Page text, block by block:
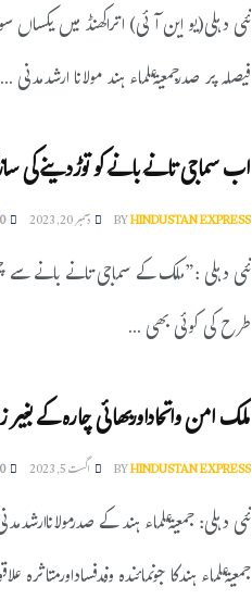
نئی دہلی(یو این آئی) اتراکھنڈ میں
فیصلہ پر صدرجمعیۃعلماء ہند مولانا ارشدمدنی ...
اب سماجی تانے بانے کو توڑدینے کی
BYHINDUSTAN EXPRESS دسمبر 20, 2023 0
نئی دہلی :”ملک کے سماجی تانے بانے
طرح کی کوئی بھی ...
ملک امن واتحاداوربھائی چارہ کے
BYHINDUSTAN EXPRESS اگست 5, 2023 0
نئی دہلی: جمعیۃعلماء ہند کے
جمعیۃعلماء ہندکا جونمائندہ وفدفساداورمتاثرہ